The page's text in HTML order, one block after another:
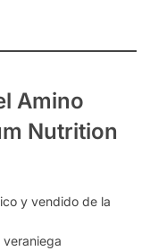
Amino
Nutrition
y vendido de la